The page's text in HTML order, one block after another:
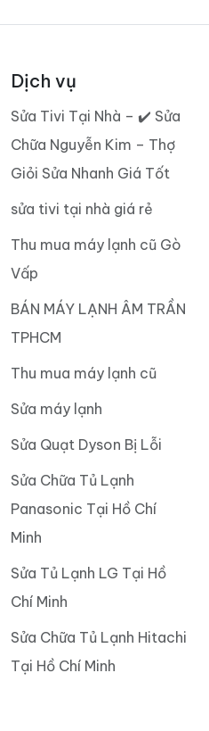
Dịch vụ
Sửa Tivi Tại Nhà – ✔️ Sửa
Chữa Nguyễn Kim – Thợ
Giỏi Sửa Nhanh Giá Tốt
sửa tivi tại nhà giá rẻ
Thu mua máy lạnh cũ Gò
Vấp
BÁN MÁY LẠNH ÂM TRẦN
TPHCM
Thu mua máy lạnh cũ
Sửa máy lạnh
Sửa Quạt Dyson Bị Lỗi
Sửa Chữa Tủ Lạnh
Panasonic Tại Hồ Chí
Minh
Sửa Tủ Lạnh LG Tại Hồ
Chí Minh
Sửa Chữa Tủ Lạnh Hitachi
Tại Hồ Chí Minh